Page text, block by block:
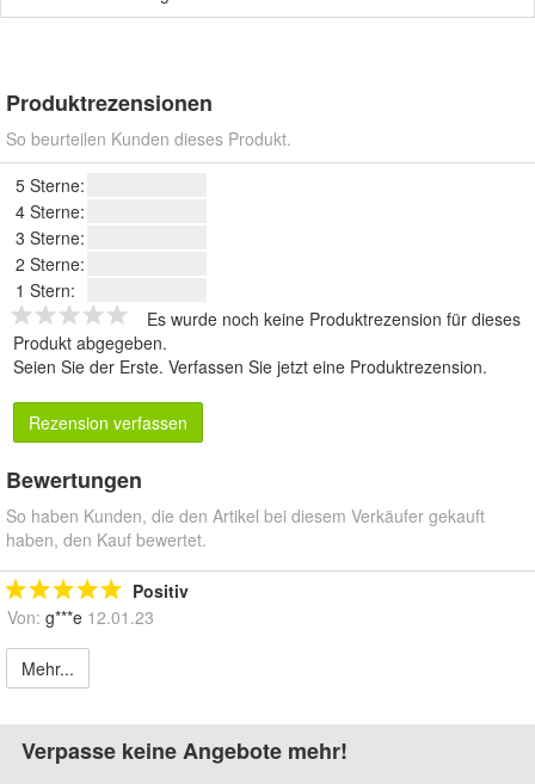
Produktrezensionen
So beurteilen Kunden dieses Produkt.
5 Sterne:
4 Sterne:
3 Sterne:
2 Sterne:
1 Stern:
Es wurde noch keine Produktrezension für dieses
Produkt abgegeben.
Seien Sie der Erste. Verfassen Sie jetzt eine Produktrezension.
Rezension verfassen
Bewertungen
So haben Kunden, die den Artikel bei diesem Verkäufer gekauft
haben, den Kauf bewertet.
Positiv
Von: g***e 12.01.23
Mehr...
Verpasse keine Angebote mehr!